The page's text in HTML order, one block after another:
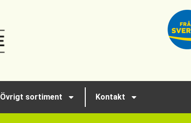
Övrigt sortiment Kontakt